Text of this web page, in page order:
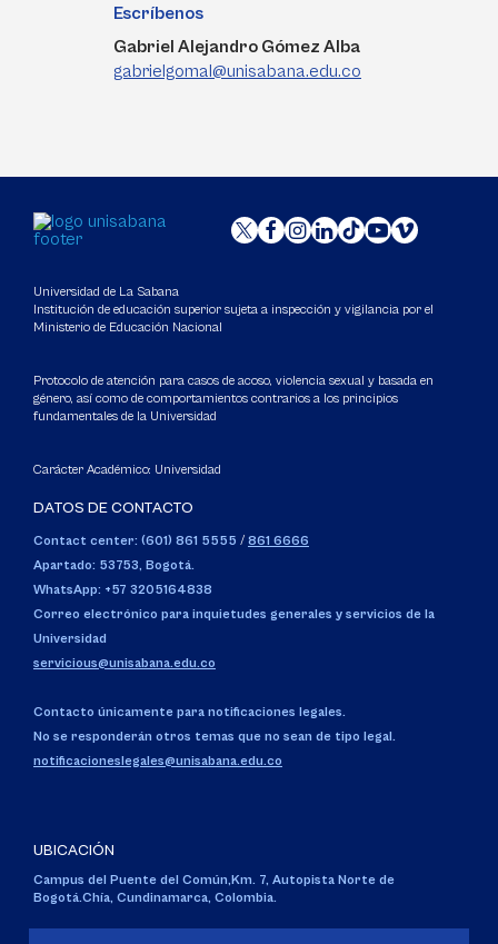
Escríbenos
Gabriel Alejandro Gómez Alba
gabrielgomal@unisabana.edu.co
Universidad de La Sabana
Institución de educación superior sujeta a inspección y vigilancia por el
Ministerio de Educación Nacional
Protocolo de atención para casos de acoso, violencia sexual y basada en
género, así como de comportamientos contrarios a los principios
fundamentales de la Universidad
Carácter Académico: Universidad
DATOS DE CONTACTO
Contact center: (601) 861 5555 / 861 6666
Apartado: 53753, Bogotá.
WhatsApp: +57 3205164838
Correo electrónico para inquietudes generales y servicios de la
Universidad
servicious@unisabana.edu.co
Contacto únicamente para notificaciones legales.
No se responderán otros temas que no sean de tipo legal.
notificacioneslegales@unisabana.edu.co
UBICACIÓN
Campus del Puente del Común, Km. 7, Autopista Norte de
Bogotá.Chía, Cundinamarca, Colombia.